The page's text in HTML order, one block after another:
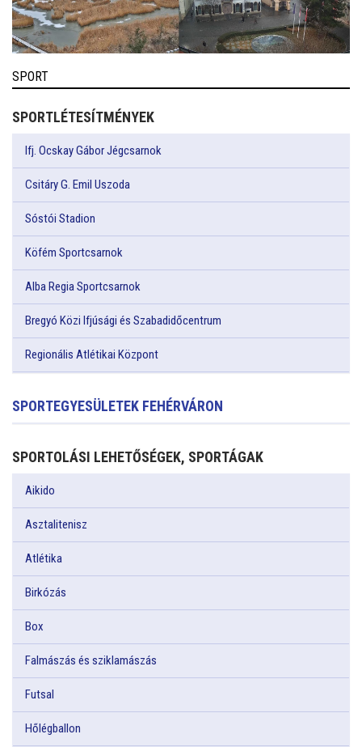
SPORT
SPORTLÉTESÍTMÉNYEK
Ifj. Ocskay Gábor Jégcsarnok
Csitáry G. Emil Uszoda
Sóstói Stadion
Köfém Sportcsarnok
Alba Regia Sportcsarnok
Bregyó Közi Ifjúsági és Szabadidőcentrum
Regionális Atlétikai Központ
SPORTEGYESÜLETEK FEHÉRVÁRON
SPORTOLÁSI LEHETŐSÉGEK, SPORTÁGAK
Aikido
Asztalitenisz
Atlétika
Birkózás
Box
Falmászás és sziklamászás
Futsal
Hőlégballon